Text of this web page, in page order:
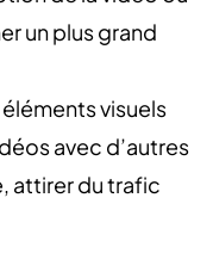
un plus grand
visuels
avec d’autres
attirer du trafic